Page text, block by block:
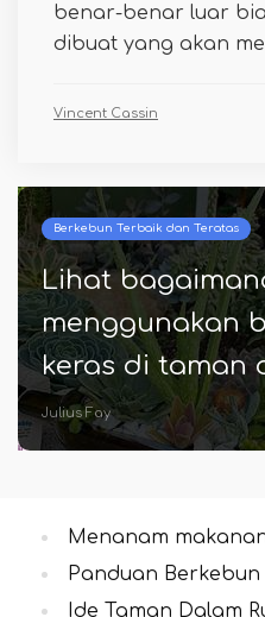
benar-benar luar
dibuat yang akan
Vincent Cassin
Berkebun Terbaik dan Teratas
Lihat
menggunakan
keras di taman
Julius Fay
Menanam
Panduan Berkebun
Ide Taman Dalam